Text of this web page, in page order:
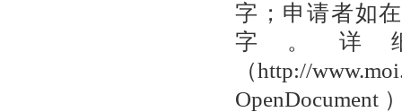
字；申请者如
字。详
（http://
OpenDocument